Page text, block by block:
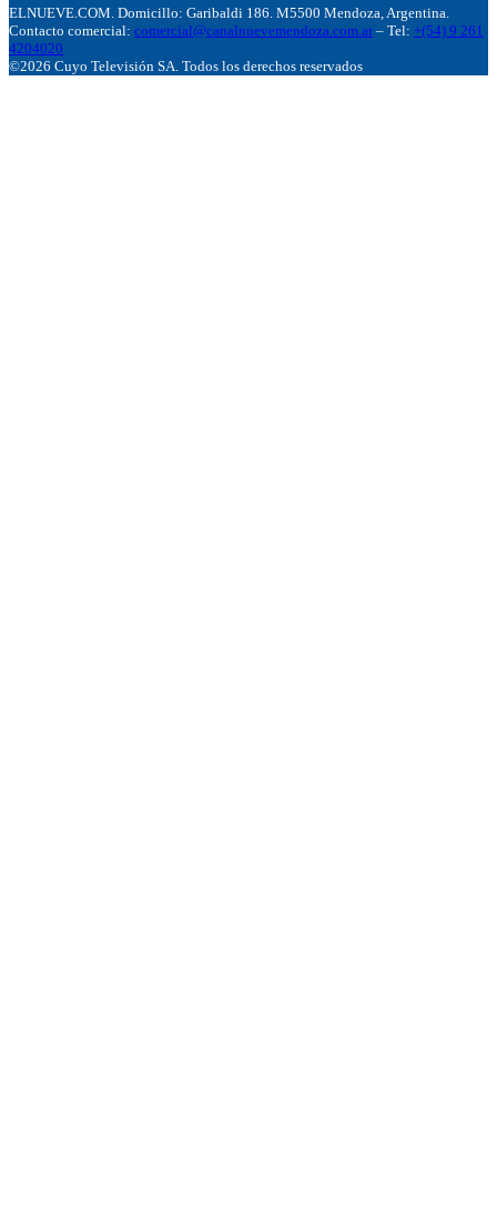
ELNUEVE.COM. Domicillo: Garibaldi 186. M5500 Mendoza, Argentina.
Contacto comercial: comercial@canalnuevemendoza.com.ar – Tel: +(54) 9 261
4204020
©2026 Cuyo Televisión SA. Todos los derechos reservados